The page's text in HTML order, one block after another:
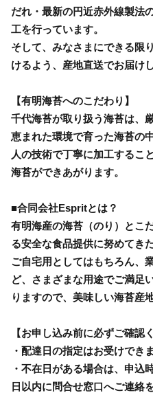
だれ・最新の円近赤外線製法
工を行っています。
そして、みなさまにできる限
けるよう、産地直送でお届けし
【有明海苔へのこだわり】
千代海苔が取り扱う海苔は、
恵まれた環境で育った海苔の
人の技術で丁寧に加工するこ
海苔ができあがります。
■合同会社Espritとは？
有明海産の海苔（のり）とこ
る安全な食品提供に努めてき
ご自宅用としてはもちろん、
ど、さまざまな用途でご満足
りますので、美味しい海苔産
【お申し込み前に必ずご確認
・配達日の指定はお受けでき
・不在日がある場合は、申込
日以内に問合せ窓口へご連絡